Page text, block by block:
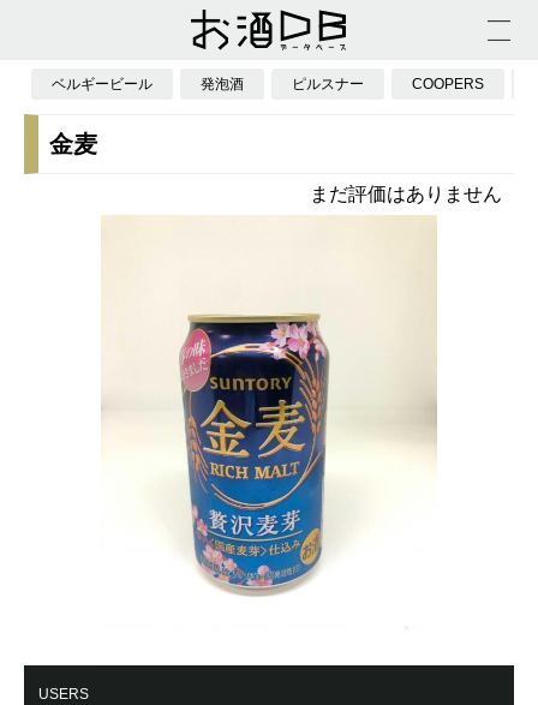
ベルギービール 発泡酒 ピルスナー COOPERS
金麦
まだ評価はありません
USERS